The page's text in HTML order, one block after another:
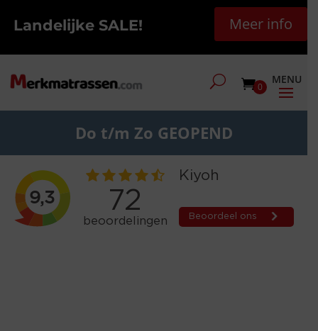
Landelijke SALE! Meer info
0
Do t/m Zo GEOPEND